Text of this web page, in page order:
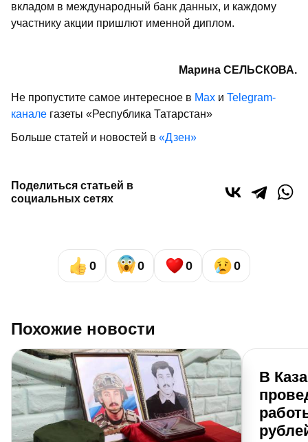
вкладом в международный банк данных, и каждому
участнику акции пришлют именной диплом.
Марина СЕЛЬСКОВА.
Не пропустите самое интересное в Max и Telegram-
канале газеты «Республика Татарстан»
Больше статей и новостей в «Дзен»
Поделиться статьей в
социальных сетях
0 0 0 0
Похожие новости
В